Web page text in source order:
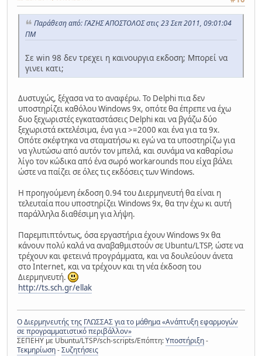
Παράθεση από: ΓΑΖΗΣ ΑΠΟΣΤΟΛΟΣ στις 23 Σεπ 2011, 09:01:04
ΠΜ
Σε win 98 δεν τρεχει η καινουργια εκδοση; Μπορεί να
γινει κατι;
Δυστυχώς, ξέχασα να το αναφέρω. Το Delphi πια δεν
υποστηρίζει καθόλου Windows 9x, οπότε θα έπρεπε να έχω
δυο ξεχωριστές εγκαταστάσεις Delphi και να βγάζω δύο
ξεχωριστά εκτελέσιμα, ένα για >=2000 και ένα για τα 9x.
Οπότε σκέφτηκα να σταματήσω κι εγώ να τα υποστηρίζω για
να γλυτώσω από αυτόν τον μπελά, και συνάμα να καθαρίσω
λίγο τον κώδικα από ένα σωρό workarounds που είχα βάλει
ώστε να παίζει σε όλες τις εκδόσεις των Windows.
Η προηγούμενη έκδοση 0.94 του Διερμηνευτή θα είναι η
τελευταία που υποστηρίζει Windows 9x, θα την έχω κι αυτή
παράλληλα διαθέσιμη για λήψη.
Παρεμπιπτόντως, όσα εργαστήρια έχουν Windows 9x θα
κάνουν πολύ καλά να αναβαθμιστούν σε Ubuntu/LTSP, ώστε να
τρέχουν και φετεινά προγράμματα, και να δουλεύουν άνετα
στο Internet, και να τρέχουν και τη νέα έκδοση του
Διερμηνευτή.
http://ts.sch.gr/ellak
Ο Διερμηνευτής της ΓΛΩΣΣΑΣ για το μάθημα «Ανάπτυξη εφαρμογών
σε προγραμματιστικό περιβάλλον»
ΣΕΠΕΗΥ με Ubuntu/LTSP/sch-scripts/Επόπτη:Υποστήριξη-
Τεκμηρίωση-Συζητήσεις